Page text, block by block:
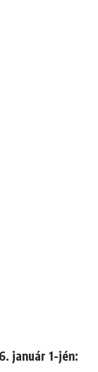
január 1-jén: